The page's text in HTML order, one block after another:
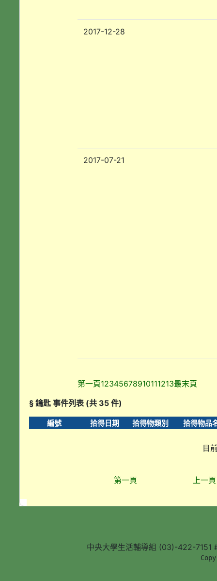
2017-12-28
2017-07-21
第一頁12345678910111213最末頁
§ 鑰匙 事件列表 (共 35 件)
編號 拾得日期 拾得物類別 拾得物品
目
第一頁 上一頁
中央大學生活輔導組 (03)-422-7151